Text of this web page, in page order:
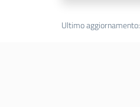
Ultimo aggiornamento: